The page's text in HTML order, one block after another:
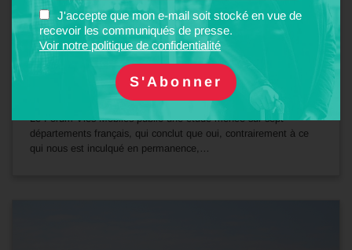
J'accepte que mon e-mail soit stocké en vue de
recevoir les communiqués de presse.
Voir notre politique de confidentialité
Peut-on se passer de voiture ? Oui si …
Le Forum Vies Mobiles publie une étude menée sur sept
départements français, qui conclut que oui, contrairement à ce
qui nous est inculqué en permanence,…